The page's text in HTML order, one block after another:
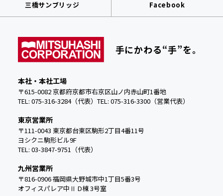
三橋サンブリッジ Facebook
手にかわる“手”を。
本社・本社工場
〒615-0082 京都府京都市右京区山ノ内赤山町1番地
TEL: 075-316-3284（代表） TEL: 075-316-3300（営業代表）
東京営業所
〒111-0043 東京都台東区駒形2丁目4番11号
ヨシクニ駒形ビル9F
TEL: 03-3847-9751（代表）
九州営業所
〒816-0906 福岡県大野城市中1丁目5番3号
オフィスパレア中Ⅱ D棟 3号室